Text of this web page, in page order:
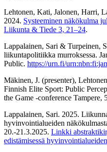
Lehtonen, Kati, Jalonen, Harri,
2024. Systeeminen näkökulma
Liikunta & Tiede 3, 21–24.
Lappalainen, Sari & Turpeinen,
liikuntapolitiikka murroksessa.
Public. https://urn.fi/
Mäkinen, J. (presenter),
Finnish Elite Sport: Public
the Game -conference Tampere,
Lappalainen, Sari. 2025.
hyvinvointialueiden
20.-21.3.2025. Linkki
edistämisessä